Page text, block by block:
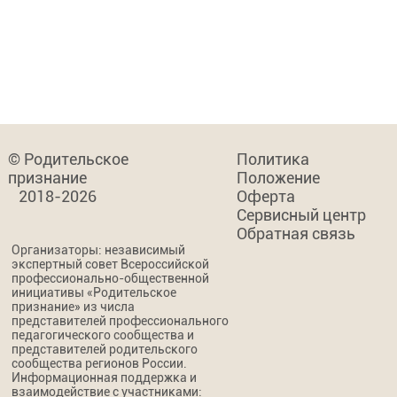
© Родительское
признание
2018-2026
Политика
Положение
Оферта
Сервисный центр
Обратная связь
Организаторы: независимый
экспертный совет Всероссийской
профессионально-общественной
инициативы «Родительское
признание» из числа
представителей профессионального
педагогического сообщества и
представителей родительского
сообщества регионов России.
Информационная поддержка и
взаимодействие с участниками: